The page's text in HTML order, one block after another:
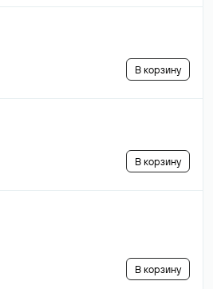
В корзину
В корзину
В корзину